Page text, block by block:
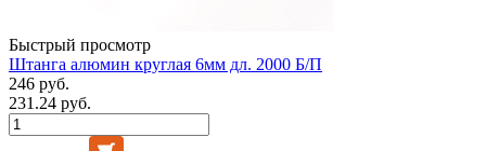
Быстрый просмотр
Штанга алюмин круглая 6мм дл. 2000 Б/П
246 руб.
231.24 руб.